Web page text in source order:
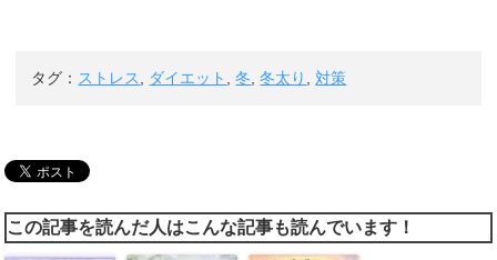
タグ： ストレス ダイエット ,冬 ,冬太り ,対策
この記事を読んだ人はこんな記事も読んでいます！